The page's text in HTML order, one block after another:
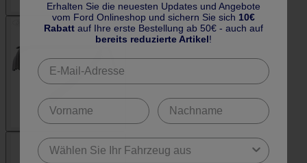
Erhalten Sie die neuesten Updates und Angebote
vom Ford Onlineshop und sichern Sie sich 10€
Rabatt auf Ihre erste Bestellung ab 50€ - auch auf
bereits reduzierte Artikel!